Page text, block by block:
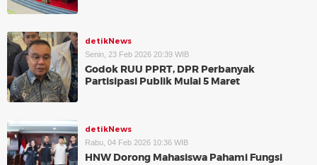
detikNews
Senin, 23 Feb 2026 20:39 WIB
Godok RUU PPRT, DPR Perbanyak
Partisipasi Publik Mulai 5 Maret
detikNews
Rabu, 04 Feb 2026 10:36 WIB
HNW Dorong Mahasiswa Pahami Fungsi